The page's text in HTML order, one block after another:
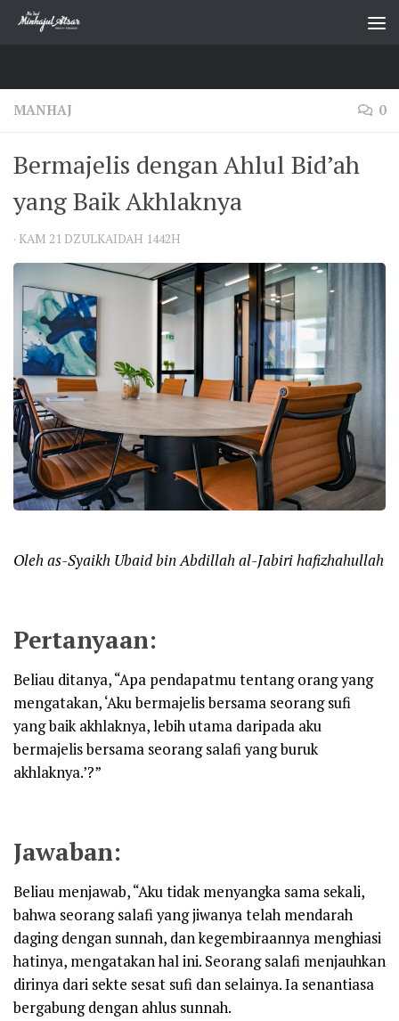
Skip to content
MANHAJ 0
Bermajelis dengan Ahlul Bid’ah
yang Baik Akhlaknya
· KAM 21 DZULKAIDAH 1442H
Oleh as-Syaikh Ubaid bin Abdillah al-Jabiri hafizhahullah
Pertanyaan:
Beliau ditanya, “Apa pendapatmu tentang orang yang
mengatakan, ‘Aku bermajelis bersama seorang sufi
yang baik akhlaknya, lebih utama daripada aku
bermajelis bersama seorang salafi yang buruk
akhlaknya.’?”
Jawaban:
Beliau menjawab, “Aku tidak menyangka sama sekali,
bahwa seorang salafi yang jiwanya telah mendarah
daging dengan sunnah, dan kegembiraannya menghiasi
hatinya, mengatakan hal ini. Seorang salafi menjauhkan
dirinya dari sekte sesat sufi dan selainya. Ia senantiasa
bergabung dengan ahlus sunnah.